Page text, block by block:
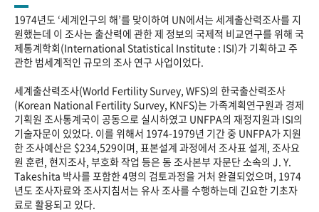
1974년도 ‘세계인구의 해’를 맞이하여 UN에서는 세계출산력조사를 지
원했는데 이 조사는 출산력에 관한 제 정보의 국제적 비교연구를 위해 국
제통계학회(International Statistical Institute : ISI)가 기획하고 주
관한 범세계적인 규모의 조사 연구 사업이었다.
세계출산력조사(World Fertility Survey, WFS)의 한국출산력조사
(Korean National Fertility Survey, KNFS)는 가족계획연구원과 경제
기획원 조사통계국이 공동으로 실시하였고 UNFPA의 재정지원과 ISI의
기술자문이 있었다. 이를 위해서 1974-1979년 기간 중 UNFPA가 지원
한 조사예산은 $234,529이며, 표본설계 과정에서 조사표 설계, 조사요
원 훈련, 현지조사, 부호화 작업 등은 동 조사본부 자문단 소속의 J. Y.
Takeshita 박사를 포함한 4명의 검토과정을 거처 완결되었으며, 1974
년도 조사자료와 조사지침서는 유사 조사를 수행하는데 긴요한 기초자
료로 활용되고 있다.